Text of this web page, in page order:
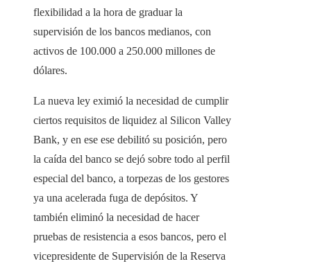
flexibilidad a la hora de graduar la
supervisión de los bancos medianos, con
activos de 100.000 a 250.000 millones de
dólares.
La nueva ley eximió la necesidad de cumplir
ciertos requisitos de liquidez al Silicon Valley
Bank, y en ese ese debilitó su posición, pero
la caída del banco se dejó sobre todo al perfil
especial del banco, a torpezas de los gestores
ya una acelerada fuga de depósitos. Y
también eliminó la necesidad de hacer
pruebas de resistencia a esos bancos, pero el
vicepresidente de Supervisión de la Reserva